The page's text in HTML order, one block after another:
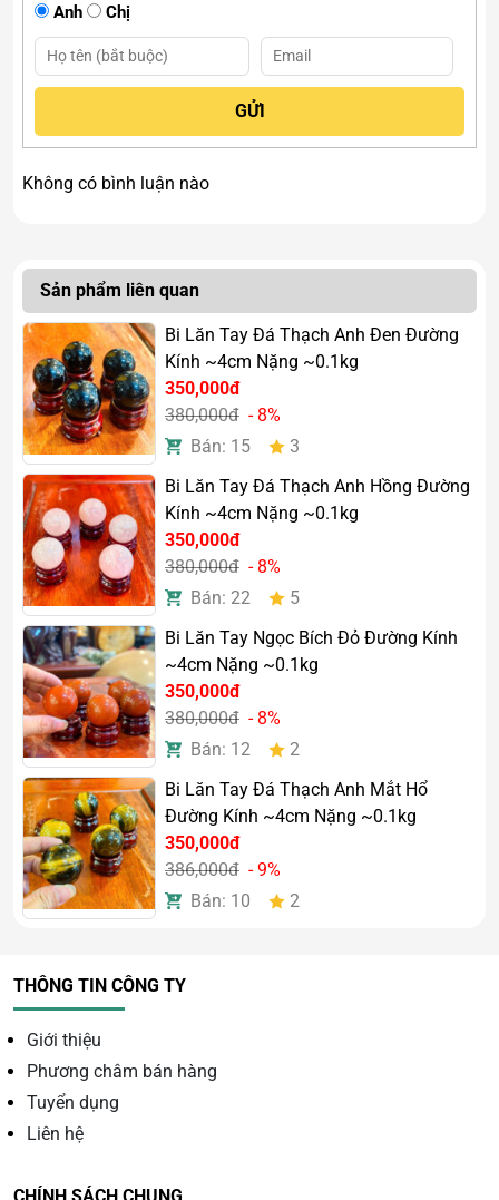
Công dụng
Thu hút tài lộc và may mắn
Quả cầu thạch anh trắng có thể giúp chủ sở hữu hấp thu
được dương khí, loại bỏ được nguồn tạp chất và năng
lượng xấu, từ đó mang lại vượng khí tốt, may mắn và thu
hút tài lộc cho chủ nhân. Đây là lý do tại sao bạn luôn
thấy các doanh nhân thành đạt luôn đặt 1 quả cầu thạch
anh trắng trên bàn làm việc.
Dung hòa mối quan hệ
Thạch anh trắng bi cầu tỏa ra năng lượng sinh khí từ đá,
hấp thu linh khí của đất trời nên có thể kết nối mọi người,
gia tăng tình cảm và sự khăng khít trong các mối quan
Anh Chị
Không có bình luận nào
Sản phẩm liên quan
Bi Lăn Tay Đá Thạch Anh Đen Đường
Kính ~4cm Nặng ~0.1kg
350,000đ
380,000đ - 8%
Bán: 15
3
Bi Lăn Tay Đá Thạch Anh Hồng Đường
Kính ~4cm Nặng ~0.1kg
350,000đ
380,000đ - 8%
Bán: 22
5
Bi Lăn Tay Ngọc Bích Đỏ Đường Kính
~4cm Nặng ~0.1kg
350,000đ
380,000đ - 8%
Bán: 12
2
Bi Lăn Tay Đá Thạch Anh Mắt Hổ
Đường Kính ~4cm Nặng ~0.1kg
350,000đ
386,000đ - 9%
Bán: 10
2
THÔNG TIN CÔNG TY
Giới thiệu
Phương châm bán hàng
Tuyển dụng
Liên hệ
CHÍNH SÁCH CHUNG